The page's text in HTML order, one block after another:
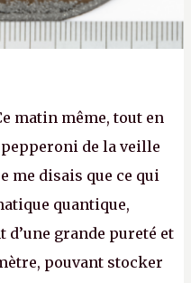
matin même, tout en
de la veille
me disais que ce qui
quantique,
d’une grande pureté et
pouvant stocker